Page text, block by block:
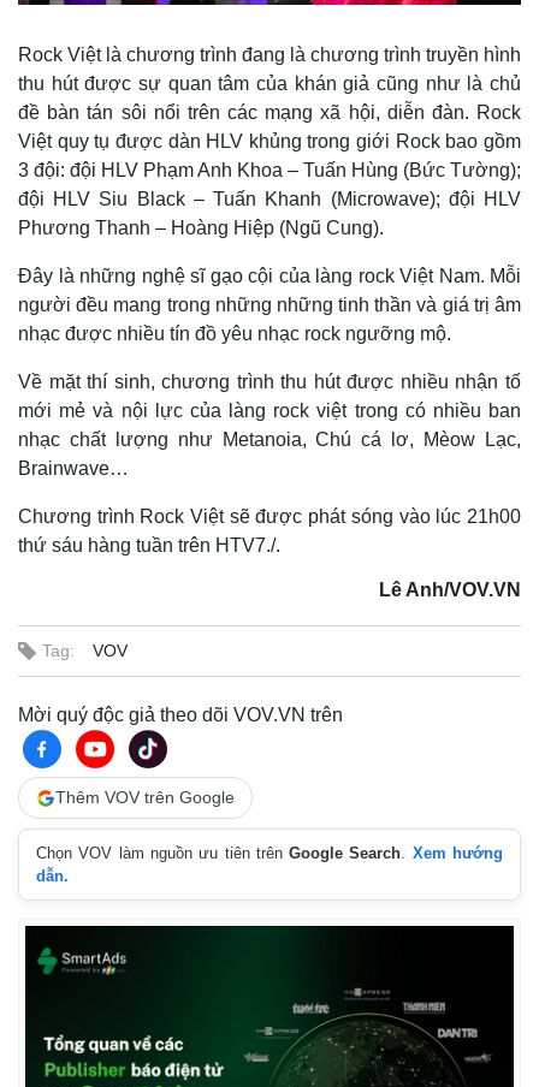
Kinh tế
Khởi nghiệp
Chứng khoán
Giá cà phê
Rock Việt là chương trình đang là chương trình truyền hình
thu hút được sự quan tâm của khán giả cũng như là chủ
đề bàn tán sôi nổi trên các mạng xã hội, diễn đàn. Rock
Việt quy tụ được dàn HLV khủng trong giới Rock bao gồm
3 đội: đội HLV Phạm Anh Khoa – Tuấn Hùng (Bức Tường);
đội HLV Siu Black – Tuấn Khanh (Microwave); đội HLV
Phương Thanh – Hoàng Hiệp (Ngũ Cung).
Đây là những nghệ sĩ gạo cội của làng rock Việt Nam. Mỗi
người đều mang trong những những tinh thần và giá trị âm
nhạc được nhiều tín đồ yêu nhạc rock ngưỡng mộ.
Về mặt thí sinh, chương trình thu hút được nhiều nhận tố
mới mẻ và nội lực của làng rock việt trong có nhiều ban
nhạc chất lượng như Metanoia, Chú cá lơ, Mèow Lạc,
Brainwave…
Chương trình Rock Việt sẽ được phát sóng vào lúc 21h00
thứ sáu hàng tuần trên HTV7./.
Lê Anh/VOV.VN
Tag: VOV
Mời quý độc giả theo dõi VOV.VN trên
Thêm VOV trên Google
Chọn VOV làm nguồn ưu tiên trênGoogle Search. Xem hướng
dẫn.